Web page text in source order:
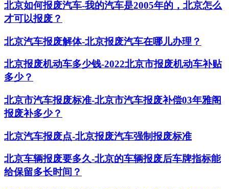
北京如何报废汽车-我的汽车是2005年的，北京怎么
才可以报废？
北京汽车报废解体-北京报废汽车在哪儿办理？
北京报废机动车多少钱-2022北京市报废机动车补贴
多少？
北京市汽车报废标准-北京市汽车报废补偿03年雅阁
报废补多少？
北京汽车报废点-北京报废汽车强制报废标准
北京车辆报废要多久-北京的车辆报废后车牌指标能
给保留多长时间？